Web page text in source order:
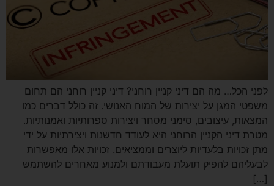
לפני הכל… מה הם דיני קניין רוחני? דיני קניין רוחני הם תחום
משפטי המגן על יצירות של המוח האנושי. זה כולל דברים כמו
המצאות, עיצובים, סימני מסחר ויצירות ספרותיות ואמנותיות.
מטרת דיני הקניין הרוחני היא לעודד חדשנות ויצירתיות על ידי
מתן זכויות בלעדיות ליוצרים וממציאים. זכויות אלו מאפשרות
לבעליהם להפיק תועלת מעבודתם ולמנוע מאחרים להשתמש
[…]